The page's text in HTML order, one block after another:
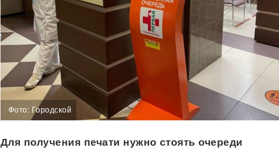
Фото: Городской
Для получения печати нужно стоять очереди